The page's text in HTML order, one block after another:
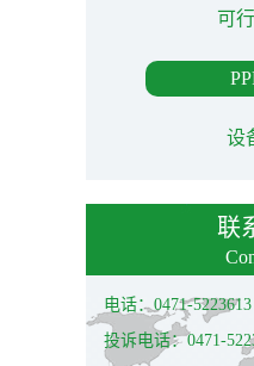
可
设
联
电话：0471-
投诉电话：0471-